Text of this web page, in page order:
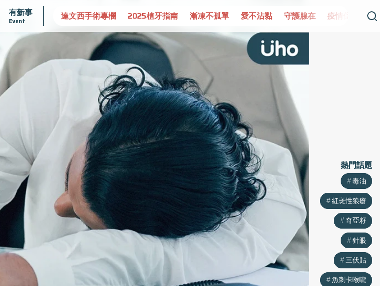
有新事
Event
達文西手術專欄 2025植牙指南 漸凍不孤單 愛不沾黏 守護腺在 疫情保衛戰 再生醫學 愛
熱門話題
毒油
紅斑性狼瘡
奇亞籽
針眼
三伏貼
魚刺卡喉嚨
熱門話題
毒油
紅斑性狼瘡
奇亞籽
針眼
三伏貼
魚刺卡喉嚨